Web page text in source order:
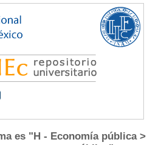
es "H - Economía pública